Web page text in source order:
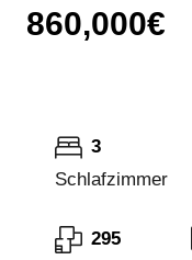
860,000€
3
Schlafzimmer
295